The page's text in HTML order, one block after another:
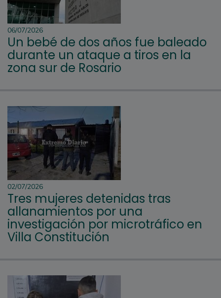
06/07/2026
Un bebé de dos años fue baleado
durante un ataque a tiros en la
zona sur de Rosario
02/07/2026
Tres mujeres detenidas tras
allanamientos por una
investigación por microtráfico en
Villa Constitución